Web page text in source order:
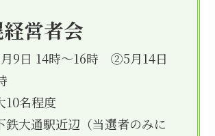
営者会
9日 14時～16時 ②5月14日
10名程度
鉄大通駅近辺（当選者のみに